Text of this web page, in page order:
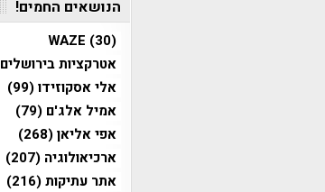
הנושאים החמים!
WAZE (30)
אטרקציות בירושלים
אלי אסקוזידו(99)
אמיל אלג'ם (79)
אפי אליאן(268)
ארכיאולוגיה (207)
אתר עתיקות(216)